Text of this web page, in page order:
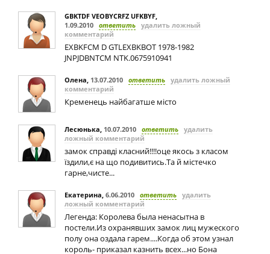
GBKTDF VEOBYCRFZ UFKBYF,
1.09.2010 ответить удалить ложный
комментарий
EXBKFCM D GTLEXBKBOT 1978-1982
JNPJDBNTCM NTK.0675910941
Олена, 13.07.2010 ответить удалить ложный
комментарий
Кременець найбагатше місто
Лесюнька, 10.07.2010 ответить удалить
ложный комментарий
замок справді класний!!!!оце якось з класом
їздили,є на що подивитись.Та й містечко
гарне,чисте...
Екатерина, 6.06.2010 ответить удалить
ложный комментарий
Легенда: Королева была ненасытна в
постели.Из охранявших замок лиц мужеского
полу она оздала гарем....Когда об этом узнал
король- приказал казнить всех...но Бона